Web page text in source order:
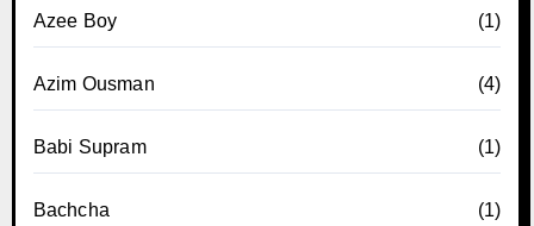
Azee Boy (1)
Azim Ousman (4)
Babi Supram (1)
Bachcha (1)